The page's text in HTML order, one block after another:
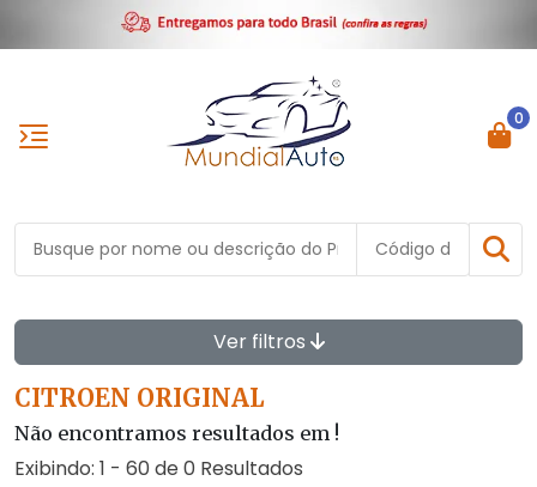
0
Ver filtros
CITROEN ORIGINAL
Não encontramos resultados em !
Exibindo: 1 - 60 de 0 Resultados